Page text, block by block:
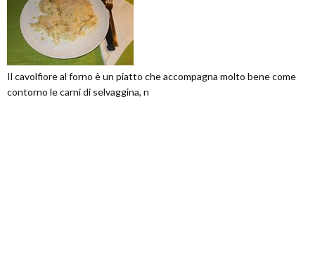
Il cavolfiore al forno è un piatto che accompagna molto bene come
contorno le carni di selvaggina, n